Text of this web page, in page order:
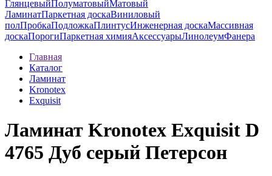
ГлянцевыйПолуматовыйМатовый
ЛаминатПаркетная доскаВиниловый
полПробкаПодложкаПлинтусИнженерная доскаМассивная
доскаПорогиПаркетная химияАксессуарыЛинолеумФанера
Главная
Каталог
Ламинат
Kronotex
Exquisit
Ламинат Kronotex Exquisit D
4765 Дуб серый Петерсон